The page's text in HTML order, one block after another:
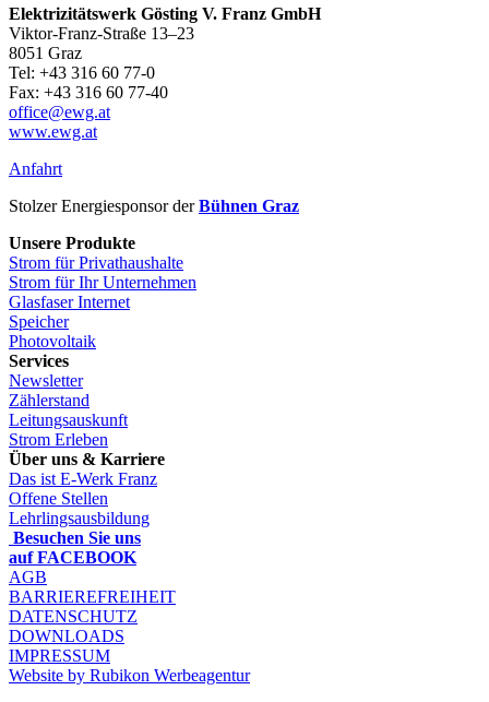
Elektrizitätswerk Gösting V. Franz GmbH
Viktor-Franz-Straße 13–23
8051 Graz
Tel: +43 316 60 77-0
Fax: +43 316 60 77-40
office@ewg.at
www.ewg.at
Anfahrt
Stolzer Energiesponsor derBühnen Graz
Unsere Produkte
Strom für Privathaushalte
Strom für Ihr Unternehmen
Glasfaser Internet
Speicher
Photovoltaik
Services
Newsletter
Zählerstand
Leitungsauskunft
Strom Erleben
Über uns & Karriere
Das ist E-Werk Franz
Offene Stellen
Lehrlingsausbildung
Besuchen Sie uns
auf FACEBOOK
AGB
BARRIEREFREIHEIT
DATENSCHUTZ
DOWNLOADS
IMPRESSUM
Website by Rubikon Werbeagentur